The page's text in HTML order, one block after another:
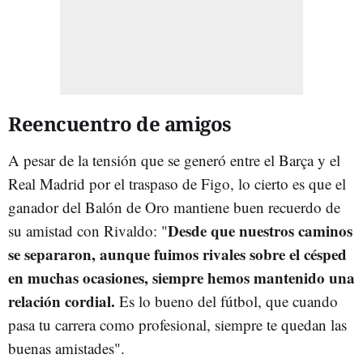
Reencuentro de amigos
A pesar de la tensión que se generó entre el Barça y el
Real Madrid por el traspaso de Figo, lo cierto es que el
ganador del Balón de Oro mantiene buen recuerdo de
su amistad con Rivaldo: "Desde que nuestros caminos
se separaron, aunque fuimos rivales sobre el césped
en muchas ocasiones, siempre hemos mantenido una
relación cordial. Es lo bueno del fútbol, que cuando
pasa tu carrera como profesional, siempre te quedan las
buenas amistades".